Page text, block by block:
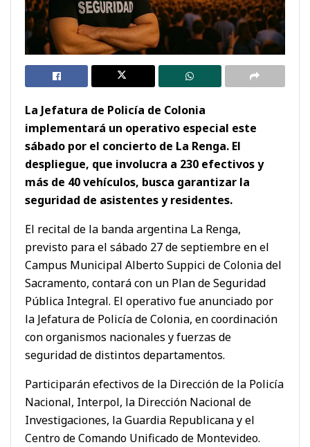
La Jefatura de Policía de Colonia
implementará un operativo especial este
sábado por el concierto de La Renga. El
despliegue, que involucra a 230 efectivos y
más de 40 vehículos, busca garantizar la
seguridad de asistentes y residentes.
El recital de la banda argentina La Renga,
previsto para el sábado 27 de septiembre en el
Campus Municipal Alberto Suppici de Colonia del
Sacramento, contará con un Plan de Seguridad
Pública Integral. El operativo fue anunciado por
la Jefatura de Policía de Colonia, en coordinación
con organismos nacionales y fuerzas de
seguridad de distintos departamentos.
Participarán efectivos de la Dirección de la Policía
Nacional, Interpol, la Dirección Nacional de
Investigaciones, la Guardia Republicana y el
Centro de Comando Unificado de Montevideo.